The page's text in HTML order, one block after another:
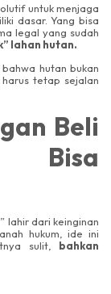
untuk menjaga
dasar. Yang bisa
legal yang sudah
lahan hutan.
hutan bukan
tetap sejalan
Beli
Bisa
lahir dari keinginan
hukum, ide ini
sulit, bahkan